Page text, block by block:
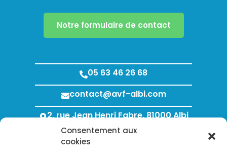
Consentement aux
cookies
Notre formulaire de contact
05 63 46 26 68
contact@avf-albi.com
2, rue Jean Henri Fabre, 81000 Albi
Lundi au Jeudi : 8h00 - 12h00 / 13h30 - 18h00